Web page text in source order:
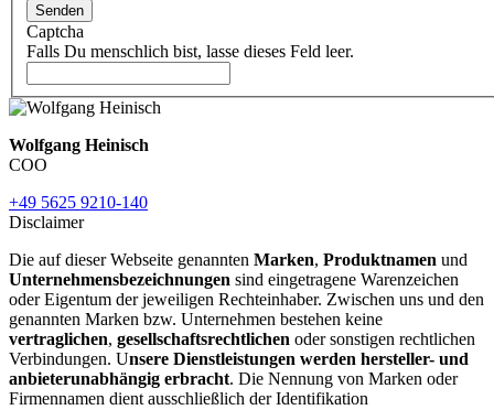
Senden
Captcha
Falls Du menschlich bist, lasse dieses Feld leer.
Wolfgang Heinisch
COO
+49 5625 9210-140
Disclaimer
Die auf dieser Webseite genannten Marken, Produktnamen und
Unternehmensbezeichnungen sind eingetragene Warenzeichen
oder Eigentum der jeweiligen Rechteinhaber. Zwischen uns und den
genannten Marken bzw. Unternehmen bestehen keine
vertraglichen, gesellschaftsrechtlichen oder sonstigen rechtlichen
Verbindungen. Unsere Dienstleistungen werden hersteller- und
anbieterunabhängig erbracht. Die Nennung von Marken oder
Firmennamen dient ausschließlich der Identifikation